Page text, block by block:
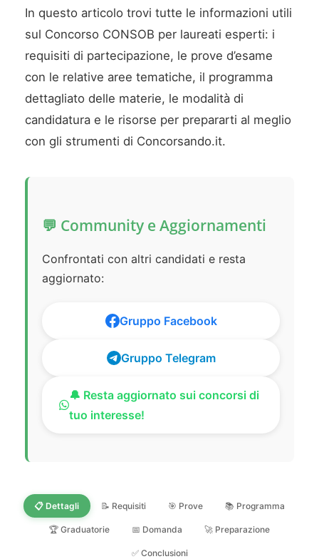
In questo articolo trovi tutte le informazioni utili
sul Concorso CONSOB per laureati esperti: i
requisiti di partecipazione, le prove d’esame
con le relative aree tematiche, il programma
dettagliato delle materie, le modalità di
candidatura e le risorse per prepararti al meglio
con gli strumenti di Concorsando.it.
💬 Community e Aggiornamenti
Confrontati con altri candidati e resta
aggiornato:
Gruppo Facebook
Gruppo Telegram
🔔 Resta aggiornato sui concorsi di
tuo interesse!
📋 Dettagli 📝 Requisiti 🎯 Prove 📚 Programma
🏆 Graduatorie 📅 Domanda 🚀 Preparazione
✅ Conclusioni